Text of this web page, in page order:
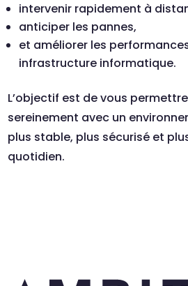
intervenir rapidement à
anticiper les pannes,
et améliorer les
infrastructure informatique.
L’objectif est de vous
sereinement avec un
plus stable, plus sécurisé et
quotidien.